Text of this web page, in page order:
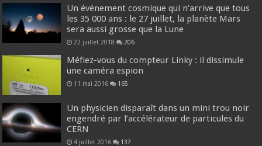
Un événement cosmique qui n’arrive que tous
les 35 000 ans : le 27 juillet, la planète Mars
sera aussi grosse que la Lune
22 juillet 2018 206
Méfiez-vous du compteur Linky : il dissimule
une caméra espion
11 mai 2016 165
Un physicien disparaît dans un mini trou noir
engendré par l’accélérateur de particules du
CERN
4 juillet 2016 137